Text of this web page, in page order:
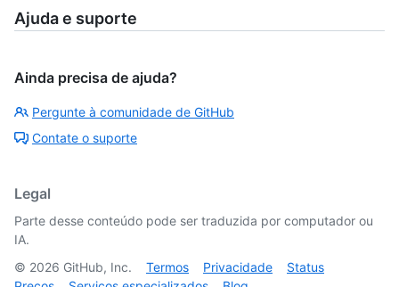
Ajuda e suporte
Ainda precisa de ajuda?
Pergunte à comunidade de GitHub
Contate o suporte
Legal
Parte desse conteúdo pode ser traduzida por computador ou
IA.
© 2026 GitHub, Inc. Termos Privacidade
Status